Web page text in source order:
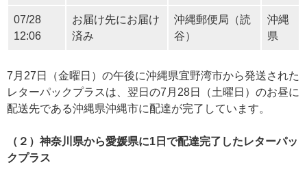
07/28
12:06
お届け先にお届け
済み
沖縄郵便局（読
谷）
沖縄
県
7月27日（金曜日）の午後に沖縄県宜野湾市から発送された
レターパックプラスは、翌日の7月28日（土曜日）のお昼に
配送先である沖縄県沖縄市に配達が完了しています。
（２）神奈川県から愛媛県に1日で配達完了したレターパッ
クプラス